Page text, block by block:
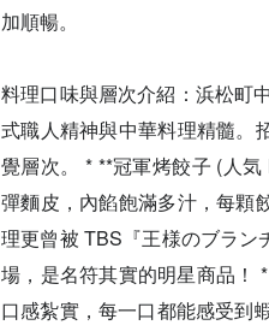
加順暢。
料理口味與層次介紹：浜松町
式職人精神與中華料理精髓。
覺層次。 * **冠軍烤餃子 (人
彈麵皮，內餡飽滿多汁，每顆
理更曾被 TBS『王様のブラン
場，是名符其實的明星商品！
口感紮實，每一口都能感受到